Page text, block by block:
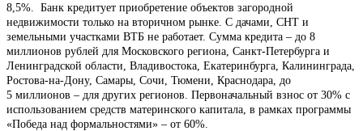
8,5%. Банк кредитует приобретение объектов загородной
недвижимости только на вторичном рынке. С дачами, СНТ и
земельными участками ВТБ не работает. Сумма кредита – до 8
миллионов рублей для Московского региона, Санкт-Петербурга и
Ленинградской области, Владивостока, Екатеринбурга, Калининграда,
Ростова-на-Дону, Самары, Сочи, Тюмени, Краснодара, до
5 миллионов – для других регионов. Первоначальный взнос от 30% с
использованием средств материнского капитала, в рамках программы
«Победа над формальностями» – от 60%.